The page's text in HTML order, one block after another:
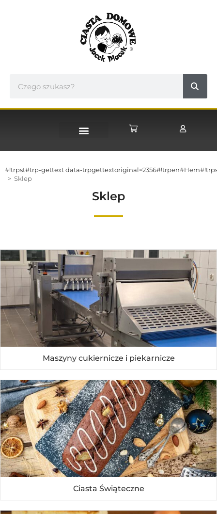
#!trpst#trp-gettext data-
> Sklep
Sklep
Maszyny cukiernicze i piekarnicze
Ciasta Świąteczne